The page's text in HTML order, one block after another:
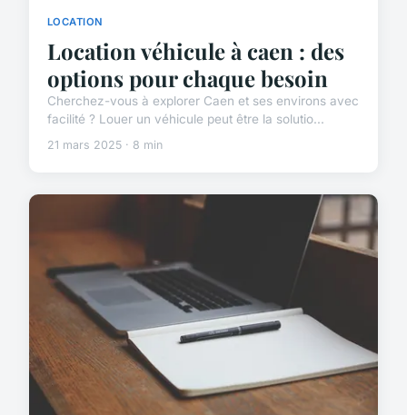
LOCATION
Location véhicule à caen : des
options pour chaque besoin
Cherchez-vous à explorer Caen et ses environs avec
facilité ? Louer un véhicule peut être la solutio...
21 mars 2025 · 8 min